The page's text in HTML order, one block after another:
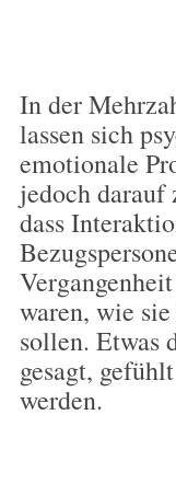
In der
lassen sich
emotionale
jedoch darauf
dass
waren, wie
sollen. Etwas
gesagt,
werden.